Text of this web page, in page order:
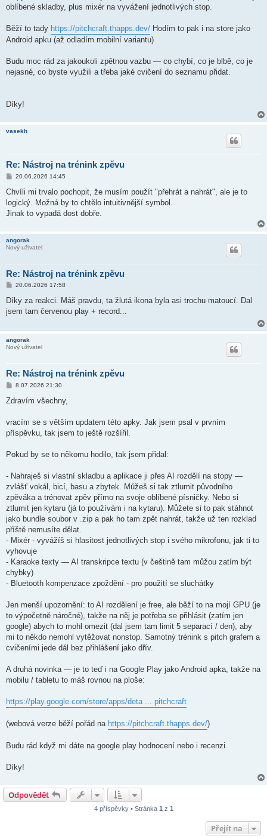
oblíbené skladby, plus mixér na vyvážení jednotlivých stop.
Běží to tady https://pitchcraft.thapps.dev/ Hodím to pak i na store jako
Android apku (až odladím mobilní variantu)
Budu moc rád za jakoukoli zpětnou vazbu — co chybí, co je blbě, co je
nejasné, co byste využili a třeba jaké cvičení do seznamu přidat.
Díky!
vasekh
Re: Nástroj na trénink zpěvu
P
í
p
ě
k
20.06.2026 14:45
Chvíli mi trvalo pochopit, že musím použít "přehrát a nahrát", ale je to
logický. Možná by to chtělo intuitivnější symbol.
Jinak to vypadá dost dobře.
angorak
Nový uživatel
Re: Nástroj na trénink zpěvu
P
í
p
k
20.06.2026 17:58
Díky za reakci. Máš pravdu, ta žlutá ikona byla asi trochu matoucí. Dal
jsem tam červenou play + record...
angorak
Nový uživatel
Re: Nástroj na trénink zpěvu
P
í
ě
e
8.07.2026 21:30
Zdravím všechny,
vracím se s větším updatem této apky. Jak jsem psal v prvním
příspěvku, tak jsem to ještě rozšířil.
Pokud by se to někomu hodilo, tak jsem přidal:
- Nahraješ si vlastní skladbu a aplikace ji přes AI rozdělí na stopy —
zvlášť vokál, bicí, basu a zbytek. Můžeš si tak ztlumit původního
zpěváka a trénovat zpěv přímo na svoje oblíbené písničky. Nebo si
ztlumit jen kytaru (já to používám i na kytaru). Můžete si to pak stáhnot
jako bundle soubor v .zip a pak ho tam zpět nahrát, takže už ten rozklad
příště nemusíte dělat.
- Mixér - vyvážíš si hlasitost jednotlivých stop i svého mikrofonu, jak ti to
vyhovuje
- Karaoke texty — AI transkripce textu (v češtině tam můžou zatím být
chybky)
- Bluetooth kompenzace zpoždění - pro použití se sluchátky
Jen menší upozornění: to AI rozdělení je free, ale běží to na mojí GPU (je
to výpočetně náročné), takže na něj je potřeba se přihlásit (zatím jen
google) abych to mohl omezit (dal jsem tam limit 5 separací / den), aby
mi to někdo nemohl vytěžovat nonstop. Samotný trénink s pitch grafem a
cvičeními jede dál bez přihlášení jako dřív.
A druhá novinka — je to teď i na Google Play jako Android apka, takže na
mobilu / tabletu to máš rovnou na ploše:
https://play.google.com/store/apps/deta ... pitchcraft
(webová verze běží pořád na https://pitchcraft.thapps.dev/)
Budu rád když mi dáte na google play hodnocení nebo i recenzi.
Díky!
Odpovědět
4 příspěvky • Stránka 1 z 1
Přejít na